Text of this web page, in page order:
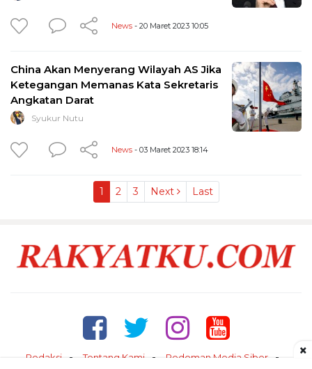
News - 20 Maret 2023 10:05
China Akan Menyerang Wilayah AS Jika
Ketegangan Memanas Kata Sekretaris
Angkatan Darat
Syukur Nutu
News - 03 Maret 2023 18:14
1 2 3 Next Last
Redaksi Tentang Kami
Pedoman Media Siber
×